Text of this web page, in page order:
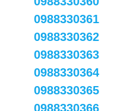
0988330361
0988330362
0988330363
0988330364
0988330365
0988330366